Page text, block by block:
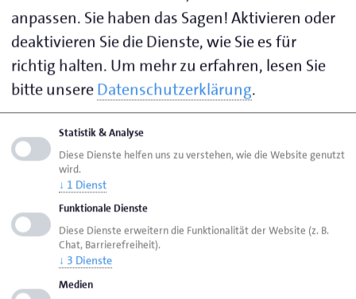
anpassen. Sie haben das Sagen! Aktivieren oder
deaktivieren Sie die Dienste, wie Sie es für
richtig halten. Um mehr zu erfahren, lesen Sie
bitte unsereDatenschutzerklärung.
Statistik & Analyse
Diese Dienste helfen uns zu verstehen, wie die Website genutzt
wird.
↓ 1 Dienst
Funktionale Dienste
Diese Dienste erweitern die Funktionalität der Website (z. B.
Chat, Barrierefreiheit).
↓ 3 Dienste
Medien